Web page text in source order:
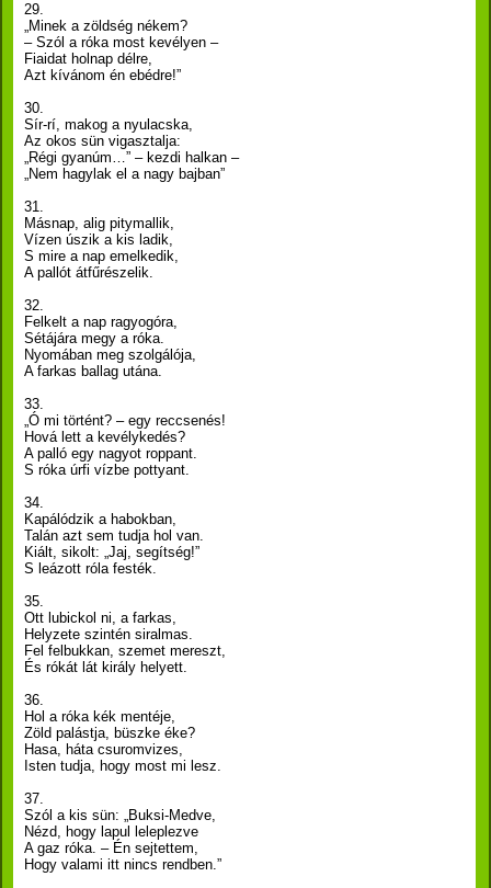
29.
„Minek a zöldség nékem?
– Szól a róka most kevélyen –
Fiaidat holnap délre,
Azt kívánom én ebédre!”
30.
Sír-rí, makog a nyulacska,
Az okos sün vigasztalja:
„Régi gyanúm…” – kezdi halkan –
„Nem hagylak el a nagy bajban”
31.
Másnap, alig pitymallik,
Vízen úszik a kis ladik,
S mire a nap emelkedik,
A pallót átfűrészelik.
32.
Felkelt a nap ragyogóra,
Sétájára megy a róka.
Nyomában meg szolgálója,
A farkas ballag utána.
33.
„Ó mi történt? – egy reccsenés!
Hová lett a kevélykedés?
A palló egy nagyot roppant.
S róka úrfi vízbe pottyant.
34.
Kapálódzik a habokban,
Talán azt sem tudja hol van.
Kiált, sikolt: „Jaj, segítség!”
S leázott róla festék.
35.
Ott lubickol ni, a farkas,
Helyzete szintén siralmas.
Fel felbukkan, szemet mereszt,
És rókát lát király helyett.
36.
Hol a róka kék mentéje,
Zöld palástja, büszke éke?
Hasa, háta csuromvizes,
Isten tudja, hogy most mi lesz.
37.
Szól a kis sün: „Buksi-Medve,
Nézd, hogy lapul leleplezve
A gaz róka. – Én sejtettem,
Hogy valami itt nincs rendben.”